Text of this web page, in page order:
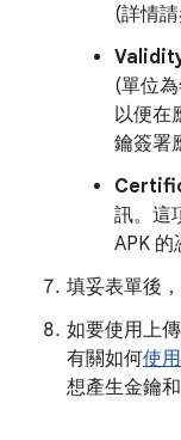
(詳情
(單位
以便在
鑰簽署
訊。這
APK 的
填妥表單後
如要使用上
有關如何使
想產生金鑰